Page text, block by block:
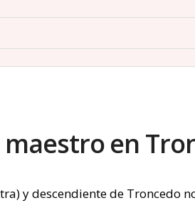
maestro en
y descendiente de Troncedo